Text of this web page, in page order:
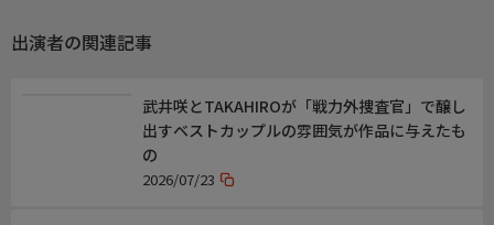
出演者の関連記事
武井咲とTAKAHIROが「戦力外捜査官」で醸し
出すベストカップルの雰囲気が作品に与えたも
の
2026/07/23